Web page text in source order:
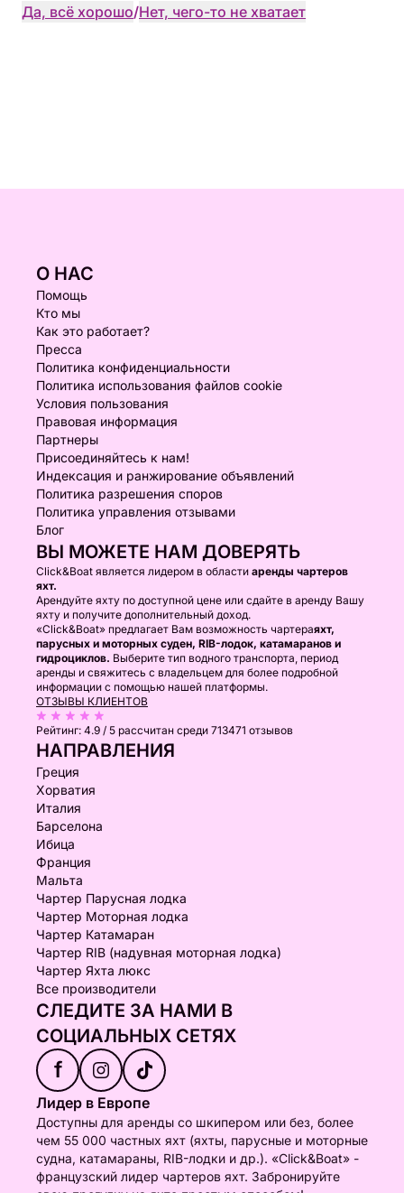
Да, всё хорошо/Нет, чего-то не хватает
О НАС
Помощь
Кто мы
Как это работает?
Пресса
Политика конфиденциальности
Политика использования файлов cookie
Условия пользования
Правовая информация
Партнеры
Присоединяйтесь к нам!
Индексация и ранжирование объявлений
Политика разрешения споров
Политика управления отзывами
Блог
ВЫ МОЖЕТЕ НАМ ДОВЕРЯТЬ
Click&Boat является лидером в области аренды чартеров
яхт.
Арендуйте яхту по доступной цене или сдайте в аренду Вашу
яхту и получите дополнительный доход.
«Click&Boat» предлагает Вам возможность чартераяхт,
парусных и моторных суден, RIB-лодок, катамаранов и
гидроциклов. Выберите тип водного транспорта, период
аренды и свяжитесь с владельцем для более подробной
информации с помощью нашей платформы.
ОТЗЫВЫ КЛИЕНТОВ
Рейтинг: 4.9 / 5 рассчитан среди 713471 отзывов
НАПРАВЛЕНИЯ
Греция
Хорватия
Италия
Барселона
Ибица
Франция
Мальта
Чартер Парусная лодка
Чартер Моторная лодка
Чартер Катамаран
Чартер RIB (надувная моторная лодка)
Чартер Яхта люкс
Все производители
СЛЕДИТЕ ЗА НАМИ В
СОЦИАЛЬНЫХ СЕТЯХ
f
Лидер в Европе
Доступны для аренды со шкипером или без, более
чем 55 000 частных яхт (яхты, парусные и моторные
судна, катамараны, RIB-лодки и др.). «Click&Boat» -
французский лидер чартеров яхт. Забронируйте